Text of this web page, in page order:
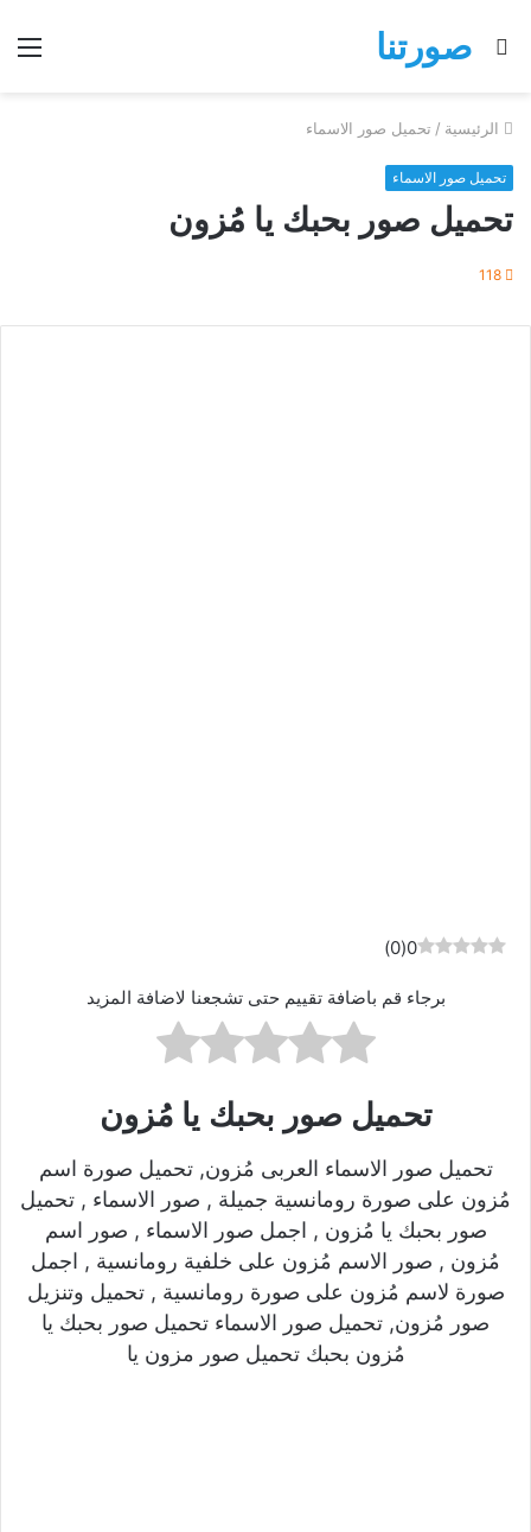
صورتنا
بحث
الرئيسية / تحميل صور الاسماء
تحميل صور الاسماء
تحميل صور بحبك يا مُزون
118
0
(
0
)
برجاء قم باضافة تقييم حتى تشجعنا لاضافة المزيد
تحميل صور بحبك يا مُزون
تحميل صور الاسماء العربى مُزون, تحميل صورة اسم
مُزون على صورة رومانسية جميلة , صور الاسماء , تحميل
صور بحبك يا مُزون , اجمل صور الاسماء , صور اسم
مُزون , صور الاسم مُزون على خلفية رومانسية , اجمل
صورة لاسم مُزون على صورة رومانسية , تحميل وتنزيل
صور مُزون, تحميل صور الاسماء تحميل صور بحبك يا
مُزون بحبك تحميل صور مزون يا